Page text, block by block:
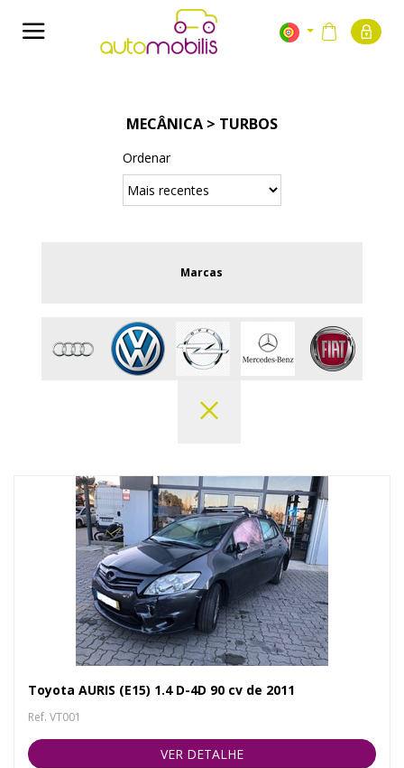
MECÂNICA > TURBOS
Ordenar
Marcas
Toyota AURIS (E15) 1.4 D-4D 90 cv de 2011
Ref. VT001
VER DETALHE